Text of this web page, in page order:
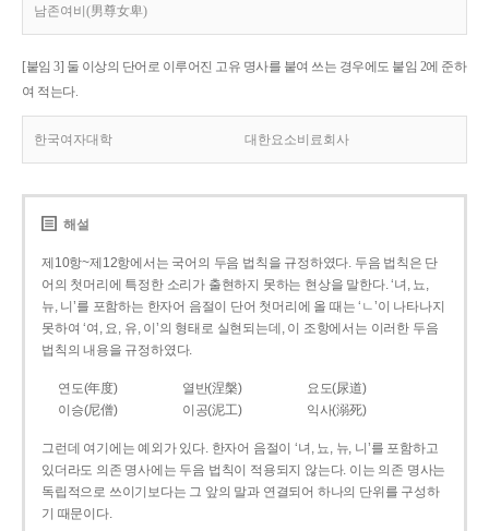
남존여비(男尊女卑)
[붙임 3] 둘 이상의 단어로 이루어진 고유 명사를 붙여 쓰는 경우에도 붙임 2에 준하
여 적는다.
한국여자대학 대한요소비료회사
해설
제10항~제12항에서는 국어의 두음 법칙을 규정하였다. 두음 법칙은 단
어의 첫머리에 특정한 소리가 출현하지 못하는 현상을 말한다. ‘녀, 뇨,
뉴, 니’를 포함하는 한자어 음절이 단어 첫머리에 올 때는 ‘ㄴ’이 나타나지
못하여 ‘여, 요, 유, 이’의 형태로 실현되는데, 이 조항에서는 이러한 두음
법칙의 내용을 규정하였다.
연도(年度) 열반(涅槃)
요도(尿道)
이승(尼僧)
이공(泥工) 익사(溺死)
그런데 여기에는 예외가 있다. 한자어 음절이 ‘녀, 뇨, 뉴, 니’를 포함하고
있더라도 의존 명사에는 두음 법칙이 적용되지 않는다. 이는 의존 명사는
독립적으로 쓰이기보다는 그 앞의 말과 연결되어 하나의 단위를 구성하
기 때문이다.